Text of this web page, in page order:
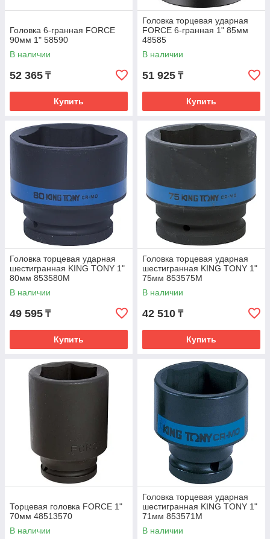
Головка 6-гранная FORCE
90мм 1" 58590
В наличии
52 365 ₸
Купить
Головка торцевая ударная
FORCE 6-гранная 1" 85мм
48585
В наличии
51 925 ₸
Купить
Головка торцевая ударная
шестигранная KING TONY 1"
80мм 853580M
В наличии
49 595 ₸
Купить
Головка торцевая ударная
шестигранная KING TONY 1"
75мм 853575M
В наличии
42 510 ₸
Купить
Торцевая головка FORCE 1"
70мм 48513570
В наличии
Головка торцевая ударная
шестигранная KING TONY 1"
71мм 853571M
В наличии